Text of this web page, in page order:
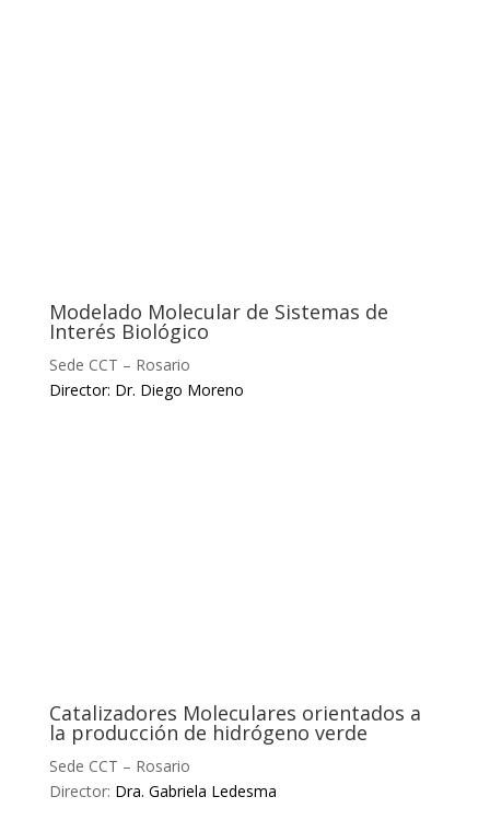
Modelado Molecular de Sistemas de
Interés Biológico
Sede CCT – Rosario
Director: Dr. Diego Moreno
Catalizadores Moleculares orientados a
la producción de hidrógeno verde
Sede CCT – Rosario
Director: Dra. Gabriela Ledesma